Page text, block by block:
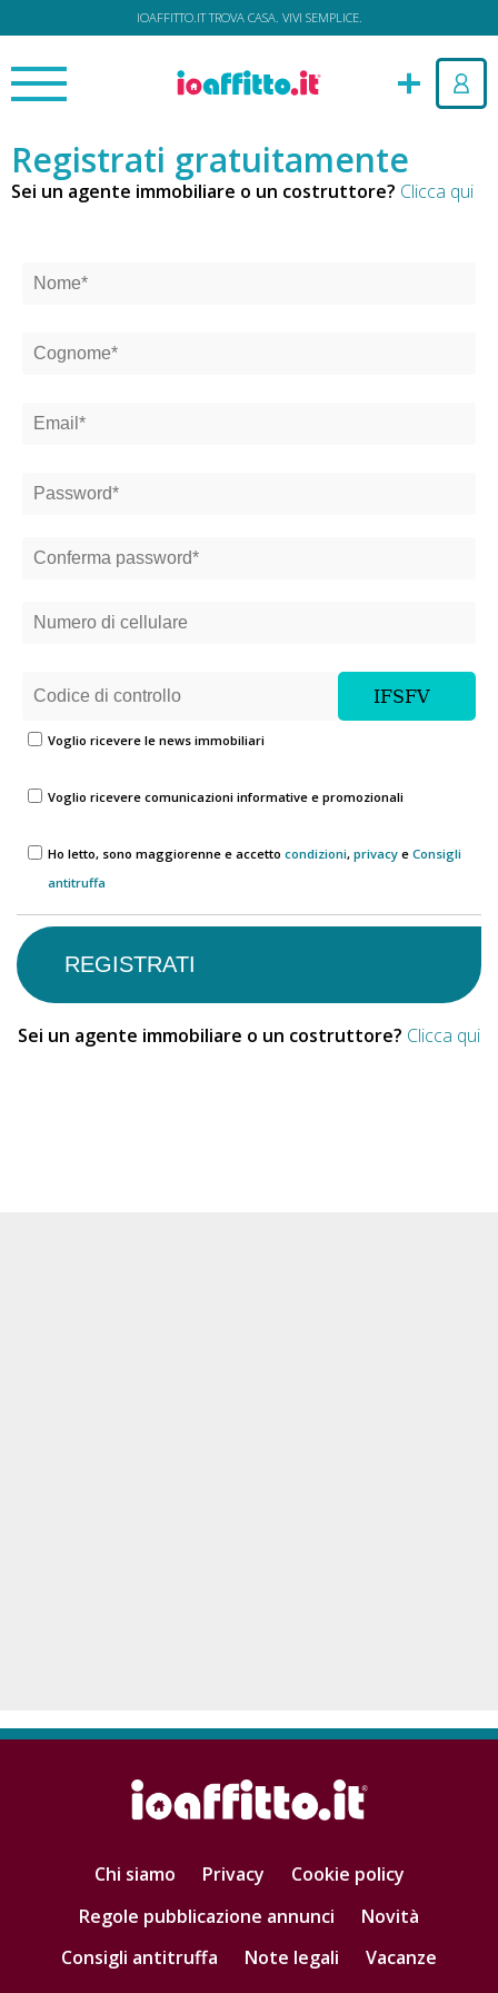
IOAFFITTO.IT TROVA CASA. VIVI SEMPLICE.
Registrati gratuitamente
Sei un agente immobiliare o un costruttore? Clicca qui
Voglio ricevere le news immobiliari
Voglio ricevere comunicazioni informative e promozionali
Ho letto, sono maggiorenne e accetto condizioni, privacy e Consigli
antitruffa
Sei un agente immobiliare o un costruttore? Clicca qui
Chi siamo Privacy
Cookie policy
Regole pubblicazione annunci
Novità
Consigli antitruffa
Note legali
Vacanze